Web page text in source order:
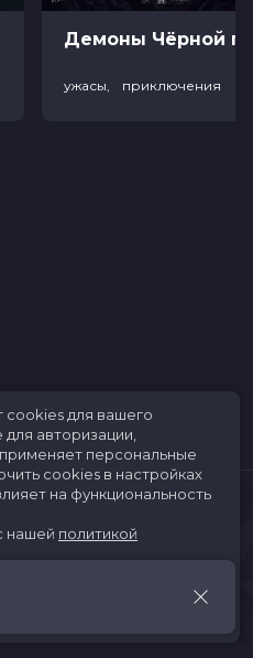
ужасы, приключения
cookies для вашего
авторизации,
персональные
cookies в настройках
на функциональность
нашей политикой